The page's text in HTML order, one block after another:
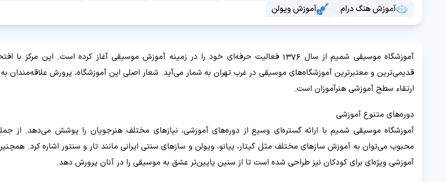
آموزش هنگ درام
آموزش ویولن
آموزشگاه موسیقی شمیم از سال 1376 فعالیت حرفه‌ای خود را در زمینه آموزش موسیقی آغاز کرده است. این مرکز با
قدیمی‌ترین و معتبرترین آموزشگاه‌های موسیقی در غرب تهران به شمار می‌آید. شعار اصلی این آموزشگاه، پرورش علاقه‌مندان
ارتقاء سطح آموزشی هنرآموزان است.
دوره‌های متنوع آموزشی
آموزشگاه موسیقی شمیم با ارائه گستره‌ای وسیع از دوره‌های آموزشی، نیازهای مختلف هنرجویان را پوشش می‌دهد. از
محبوب می‌توان به آموزش سازهای مختلف مثل گیتار، پیانو، ویولن و سازهای سنتی ایرانی مانند تار و سنتور اشاره کرد.
آموزشی ویژه‌ای برای کودکان نیز طراحی شده است تا از سنین پایین‌تر عشق به موسیقی را در آنان پرورش دهد.